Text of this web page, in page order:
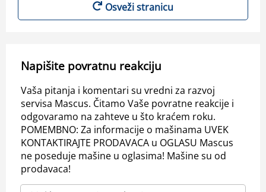
Osveži stranicu
Napišite povratnu reakciju
Vaša pitanja i komentari su vredni za razvoj
servisa Mascus. Čitamo Vaše povratne reakcije i
odgovaramo na zahteve u što kraćem roku.
POMEMBNO: Za informacije o mašinama UVEK
KONTAKTIRAJTE PRODAVACA u OGLASU Mascus
ne poseduje mašine u oglasima! Mašine su od
prodavaca!